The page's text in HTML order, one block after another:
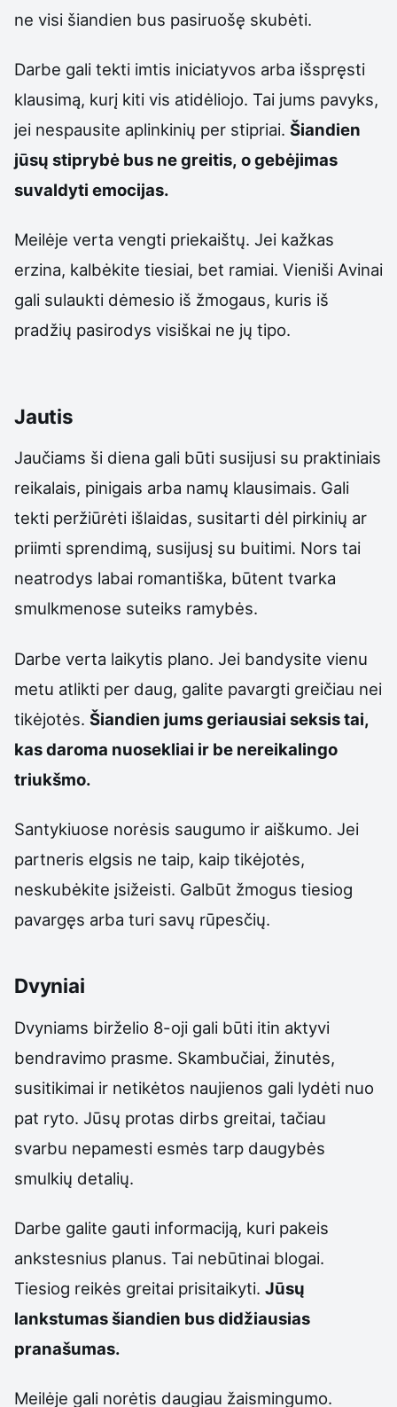
ne visi šiandien bus pasiruošę skubėti.
Darbe gali tekti imtis iniciatyvos arba išspręsti
klausimą, kurį kiti vis atidėliojo. Tai jums pavyks,
jei nespausite aplinkinių per stipriai. Šiandien
jūsų stiprybė bus ne greitis, o gebėjimas
suvaldyti emocijas.
Meilėje verta vengti priekaištų. Jei kažkas
erzina, kalbėkite tiesiai, bet ramiai. Vieniši Avinai
gali sulaukti dėmesio iš žmogaus, kuris iš
pradžių pasirodys visiškai ne jų tipo.
Jautis
Jaučiams ši diena gali būti susijusi su praktiniais
reikalais, pinigais arba namų klausimais. Gali
tekti peržiūrėti išlaidas, susitarti dėl pirkinių ar
priimti sprendimą, susijusį su buitimi. Nors tai
neatrodys labai romantiška, būtent tvarka
smulkmenose suteiks ramybės.
Darbe verta laikytis plano. Jei bandysite vienu
metu atlikti per daug, galite pavargti greičiau nei
tikėjotės. Šiandien jums geriausiai seksis tai,
kas daroma nuosekliai ir be nereikalingo
triukšmo.
Santykiuose norėsis saugumo ir aiškumo. Jei
partneris elgsis ne taip, kaip tikėjotės,
neskubėkite įsižeisti. Galbūt žmogus tiesiog
pavargęs arba turi savų rūpesčių.
Dvyniai
Dvyniams birželio 8-oji gali būti itin aktyvi
bendravimo prasme. Skambučiai, žinutės,
susitikimai ir netikėtos naujienos gali lydėti nuo
pat ryto. Jūsų protas dirbs greitai, tačiau
svarbu nepamesti esmės tarp daugybės
smulkių detalių.
Darbe galite gauti informaciją, kuri pakeis
ankstesnius planus. Tai nebūtinai blogai.
Tiesiog reikės greitai prisitaikyti. Jūsų
lankstumas šiandien bus didžiausias
pranašumas.
Meilėje gali norėtis daugiau žaismingumo.